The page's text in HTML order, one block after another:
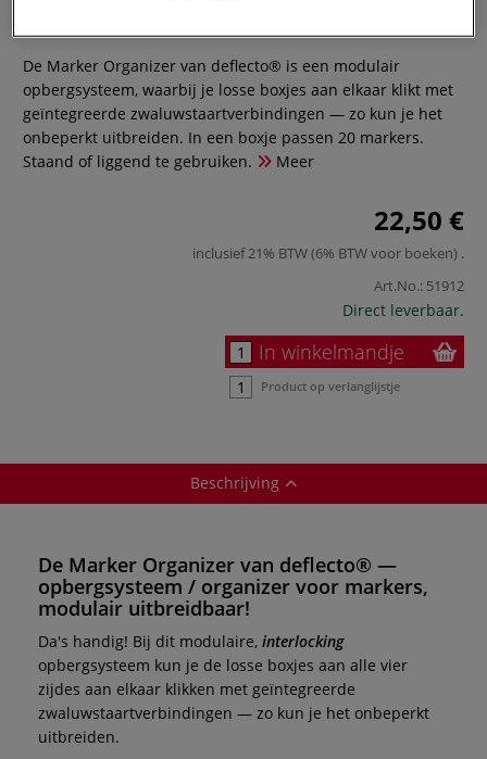
De Marker Organizer van deflecto® is een modulair
opbergsysteem, waarbij je losse boxjes aan elkaar klikt met
geïntegreerde zwaluwstaartverbindingen — zo kun je het
onbeperkt uitbreiden. In een boxje passen 20 markers.
Staand of liggend te gebruiken.
Meer
22,50 €
inclusief 21% BTW (6% BTW voor boeken) .
Art.No.: 51912
Direct leverbaar.
In winkelmandje
Product op verlanglijstje
Beschrijving
De Marker Organizer van deflecto® —
opbergsysteem / organizer voor markers,
modulair uitbreidbaar!
Da's handig! Bij dit modulaire, interlocking
opbergsysteem kun je de losse boxjes aan alle vier
zijdes aan elkaar klikken met geïntegreerde
zwaluwstaartverbindingen — zo kun je het onbeperkt
uitbreiden.